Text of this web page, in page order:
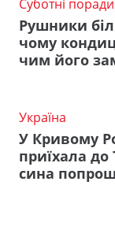
Суботні поради
Рушники
чому
чим його
Україна
У Кривому
приїхала
сина